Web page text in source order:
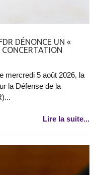
DÉNONCE UN «
CONCERTATION
mercredi 5 août 2026, la
la Défense de la
Lire la suite...